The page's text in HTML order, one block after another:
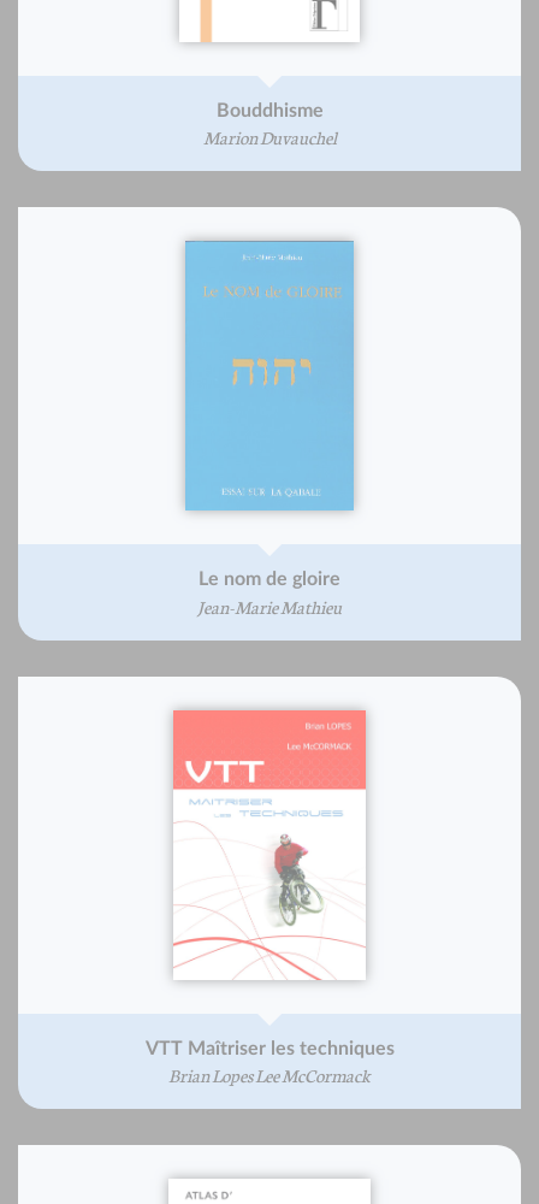
Bouddhisme
Marion Duvauchel
Le nom de gloire
Jean-Marie Mathieu
VTT Maîtriser les techniques
Brian Lopes Lee McCormack